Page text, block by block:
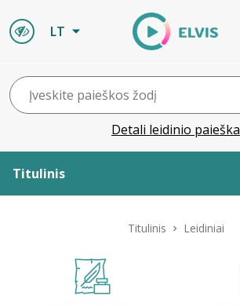
LT
Detali leidinio paieška
Titulinis
Titulinis Leidiniai